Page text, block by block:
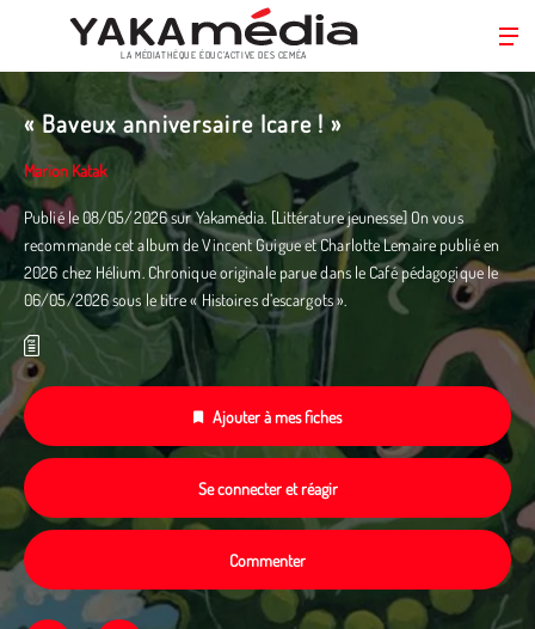
Aller
au
contenu
principal
LA MÉDIATHÈQUE ÉDUC’ACTIVE DES CEMÉA
« Baveux anniversaire Icare ! »
Marion Katak
Publié le 08/05/2026 sur Yakamédia. [Littérature jeunesse] On vous
recommande cet album de Vincent Guigue et Charlotte Lemaire publié en
2026 chez Hélium. Chronique originale parue dans le Café pédagogique le
06/05/2026 sous le titre « Histoires d’escargots ».
Ajouter à mes fiches
Se connecter et réagir
Commenter